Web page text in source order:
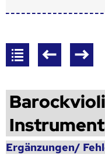
Ergänzungen/